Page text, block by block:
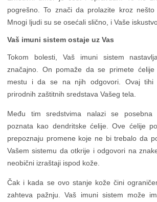
pogrešno. To znači da prolazite kroz nešto
Mnogi ljudi su se osećali slično, i Vaše
Vaš imuni sistem ostaje uz Vas
Tokom bolesti, Vaš imuni sistem
značajno. On pomaže da se primete
mestu i da se na njih odgovori. Ovaj
prirodnih zaštitnih sredstava Vašeg tela.
Među tim sredstvima nalazi se posebna
poznata kao dendritske ćelije. Ove ćelije
prepoznaju promene koje ne bi trebalo da
Vašem sistemu da otkrije i odgovori na
neobični izraštaji ispod kože.
Čak i kada se ovo stanje kože čini
zahteva pažnju. Vaš imuni sistem može